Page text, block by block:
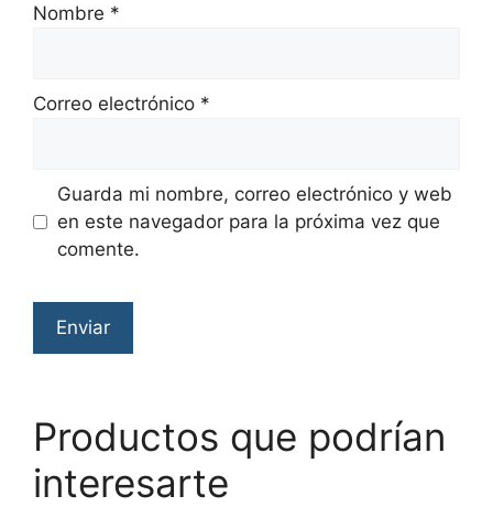
Nombre *
Correo electrónico *
Guarda mi nombre, correo electrónico y web
en este navegador para la próxima vez que
comente.
Productos que podrían
interesarte